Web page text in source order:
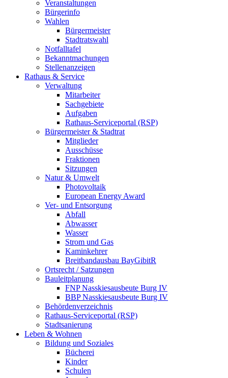
Veranstaltungen
Bürgerinfo
Wahlen
Bürgermeister
Stadtratswahl
Notfalltafel
Bekanntmachungen
Stellenanzeigen
Rathaus & Service
Verwaltung
Mitarbeiter
Sachgebiete
Aufgaben
Rathaus-Serviceportal (RSP)
Bürgermeister & Stadtrat
Mitglieder
Ausschüsse
Fraktionen
Sitzungen
Natur & Umwelt
Photovoltaik
European Energy Award
Ver- und Entsorgung
Abfall
Abwasser
Wasser
Strom und Gas
Kaminkehrer
Breitbandausbau BayGibitR
Ortsrecht / Satzungen
Bauleitplanung
FNP Nasskiesausbeute Burg IV
BBP Nasskiesausbeute Burg IV
Behördenverzeichnis
Rathaus-Serviceportal (RSP)
Stadtsanierung
Leben & Wohnen
Bildung und Soziales
Bücherei
Kinder
Schulen